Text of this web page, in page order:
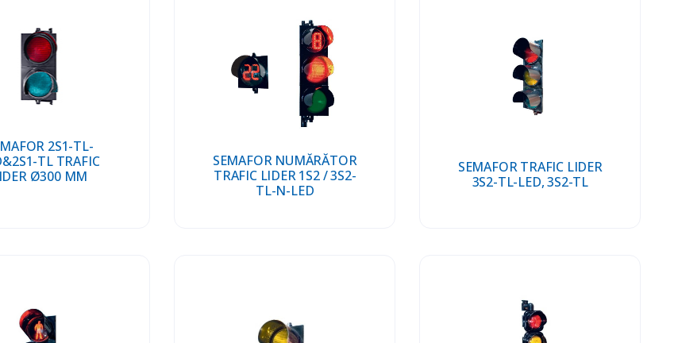
2S1-TL-
TL TRAFIC
Ø300 MM
SEMAFOR NUMĂRĂTOR
TRAFIC LIDER 1S2 / 3S2-
TL-N-LED
SEMAFOR TRAFIC LIDER
3S2-TL-LED, 3S2-TL